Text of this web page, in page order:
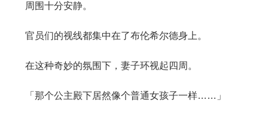
周围十分安静。
官员们的视线都集中在了布伦希尔德身上。
在这种奇妙的氛围下，妻子环视起四周。
「那个公主殿下居然像个普通女孩子一样……」